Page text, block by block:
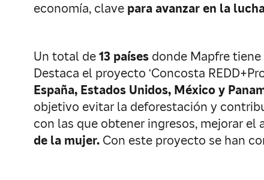
economía, clave para avanzar en la
Un total de13 países donde Mapfre
Destaca el proyecto ‘Concosta
España, Estados Unidos, México y
objetivo evitar la deforestación y
con las que obtener ingresos, mejorar el
de la mujer. Con este proyecto se han